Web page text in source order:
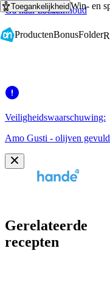
Ga naar hoofdinhoud
Ga naar zoeken
ToegankelijkheidWin- en
ProductenBonusFolder
Veiligheidswaarschuwing:
Amo Gusti - olijven
Gerelateerde
recepten